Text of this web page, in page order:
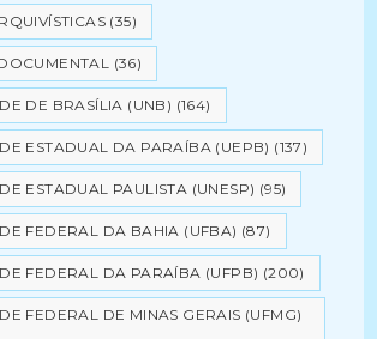
(35)
(36)
DE BRASÍLIA (UNB) (164)
ESTADUAL DA PARAÍBA (UEPB) (137)
ESTADUAL PAULISTA (UNESP) (95)
FEDERAL DA BAHIA (UFBA) (87)
FEDERAL DA PARAÍBA (UFPB) (200)
FEDERAL DE MINAS GERAIS (UFMG)